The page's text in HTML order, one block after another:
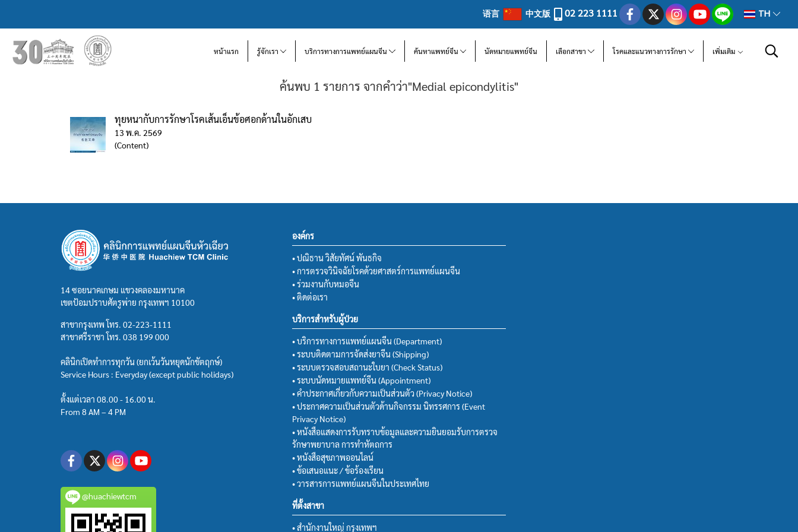
语言 中文版 02 223 1111 TH
หน้าแรก รู้จักเรา บริการทางการแพทย์แผนจีน ค้นหาแพทย์จีน นัดหมายแพทย์จีน เลือกสาขา โรคและแนวทางการรักษา เพิ่มเติม
ค้นพบ 1 รายการ จากคำว่า"Medial epicondylitis"
ทุยหนากับการรักษาโรคเส้นเอ็นข้อศอกด้านในอักเสบ
13 พ.ค. 2569
(Content)
14 ซอยนาคเกษม แขวงคลองมหานาค
เขตป้อมปราบศัตรูพ่าย กรุงเทพฯ 10100
สาขากรุงเทพ โทร. 02-223-1111
สาขาศรีราชา โทร. 038 199 000
คลินิกเปิดทำการทุกวัน (ยกเว้นวันหยุดนักขัตฤกษ์)
Service Hours : Everyday (except public holidays)
ตั้งแต่เวลา 08.00 - 16.00 น.
From 8 AM – 4 PM
@huachiewtcm
องค์กร
• ปณิธาน วิสัยทัศน์ พันธกิจ
• การตรวจวินิจฉัยโรคด้วยศาสตร์การแพทย์แผนจีน
• ร่วมงานกับหมอจีน
• ติดต่อเรา
บริการสำหรับผู้ป่วย
• บริการทางการแพทย์แผนจีน (Department)
• ระบบติดตามการจัดส่งยาจีน (Shipping)
• ระบบตรวจสอบสถานะใบยา (Check Status)
• ระบบนัดหมายแพทย์จีน (Appointment)
• คำประกาศเกี่ยวกับความเป็นส่วนตัว (Privacy Notice)
• ประกาศความเป็นส่วนตัวด้านกิจกรรม นิทรรศการ (Event
Privacy Notice)
• หนังสือแสดงการรับทราบข้อมูลและความยินยอมรับการตรวจ
รักษาพยาบาล การทำหัตถการ
• หนังสือสุขภาพออนไลน์
• ข้อเสนอแนะ / ข้อร้องเรียน
• วารสารการแพทย์แผนจีนในประเทศไทย
ที่ตั้งสาขา
• สำนักงานใหญ่ กรุงเทพฯ